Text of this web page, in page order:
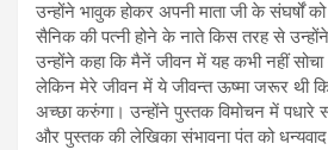
उन्होंने भावुक होकर अपनी माता जी के संघर्षों
सैनिक की पत्नी होने के नाते किस तरह से
उन्होंने कहा कि मैनें जीवन में यह कभी नहीं
लेकिन मेरे जीवन में ये जीवन्त ऊष्मा जरूर थी
अच्छा करुंगा। उन्होंने पुस्तक विमोचन में पधारे
और पुस्तक की लेखिका संभावना पंत को धन्यवाद